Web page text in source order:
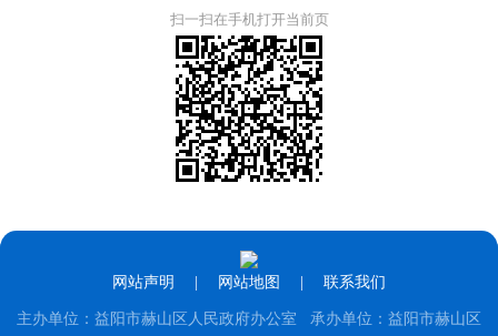
扫一扫在手机打开当前页
网站声明 网站地图 联系我们
主办单位：益阳市赫山区人民政府办公室 承办单位：益阳市赫山区